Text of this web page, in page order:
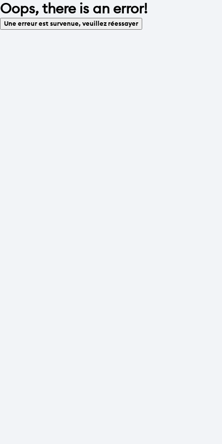
Oops, there is an error!
Une erreur est survenue, veuillez réessayer